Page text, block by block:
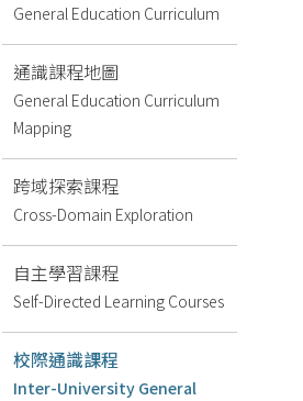
General Education Curriculum
通識課程地圖
General Education Curriculum
Mapping
跨域探索課程
Cross-Domain Exploration
自主學習課程
Self-Directed Learning Courses
校際通識課程
Inter-University General